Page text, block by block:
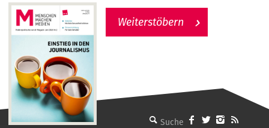
MMM - Menschen machen Medien
Weiterstöbern